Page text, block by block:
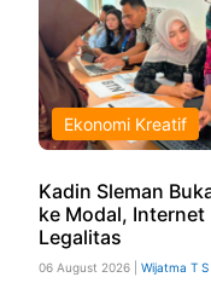
Ekonomi Kreatif
Kadin Sleman
ke Modal, Internet
Legalitas
06 August 2026 | Wijatma T S